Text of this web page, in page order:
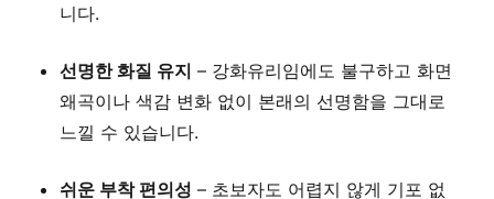
니다.
선명한 화질 유지 – 강화유리임에도 불구하고 화면
왜곡이나 색감 변화 없이 본래의 선명함을 그대로
느낄 수 있습니다.
쉬운 부착 편의성 – 초보자도 어렵지 않게 기포 없